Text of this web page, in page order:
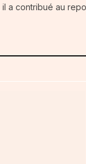
a contribué au